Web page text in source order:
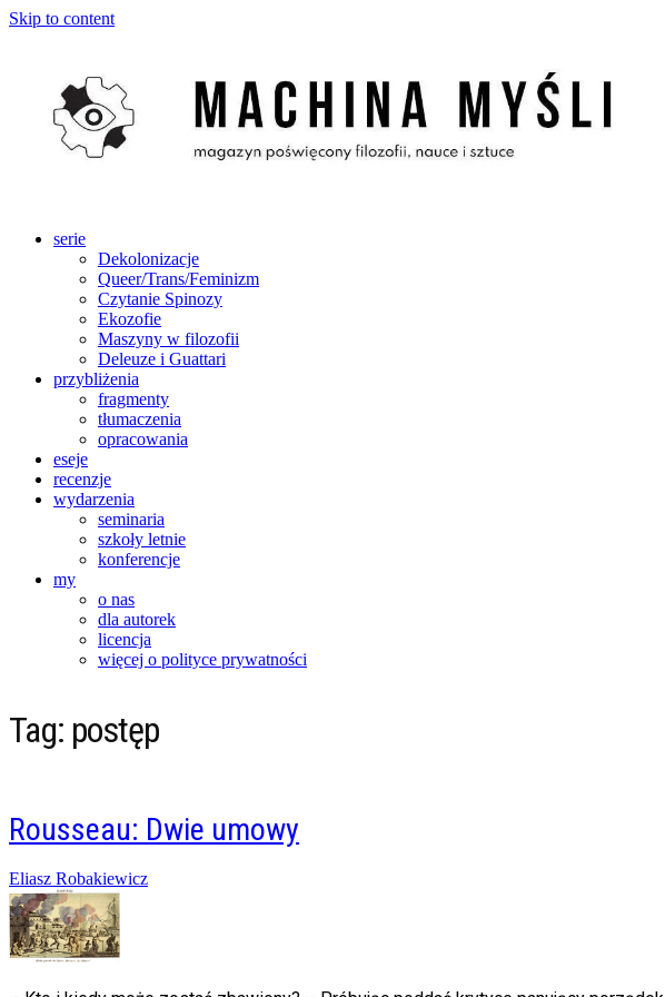
Skip to content
serie
Dekolonizacje
Queer/Trans/Feminizm
Czytanie Spinozy
Ekozofie
Maszyny w filozofii
Deleuze i Guattari
przybliżenia
fragmenty
tłumaczenia
opracowania
eseje
recenzje
wydarzenia
seminaria
szkoły letnie
konferencje
my
o nas
dla autorek
licencja
więcej o polityce prywatności
Tag: postęp
Rousseau: Dwie umowy
Posted
on
08/11/201420/02/2016
Eliasz Robakiewicz